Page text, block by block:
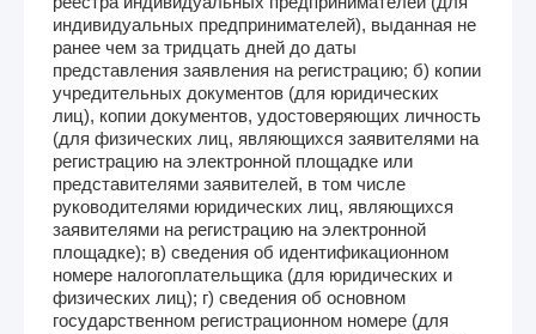
индивидуальных предпринимателей), выданная не
ранее чем за тридцать дней до даты
представления заявления на регистрацию; б) копии
учредительных документов (для юридических
лиц), копии документов, удостоверяющих личность
(для физических лиц, являющихся заявителями на
регистрацию на электронной площадке или
представителями заявителей, в том числе
руководителями юридических лиц, являющихся
заявителями на регистрацию на электронной
площадке); в) сведения об идентификационном
номере налогоплательщика (для юридических и
физических лиц); г) сведения об основном
государственном регистрационном номере (для